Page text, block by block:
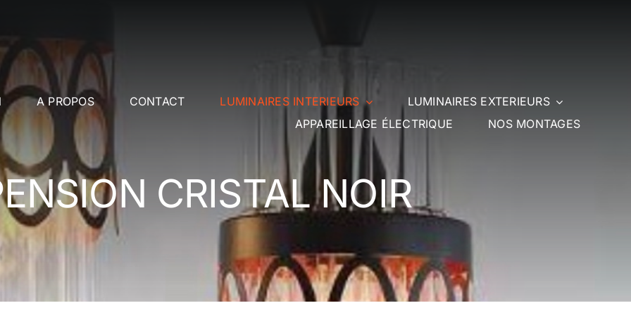
A PROPOS CONTACT LUMINAIRES INTERIEURS
LUMINAIRES EXTERIEURS
APPAREILLAGE ÉLECTRIQUE
NOS MONTAGES
CRISTAL NOIR